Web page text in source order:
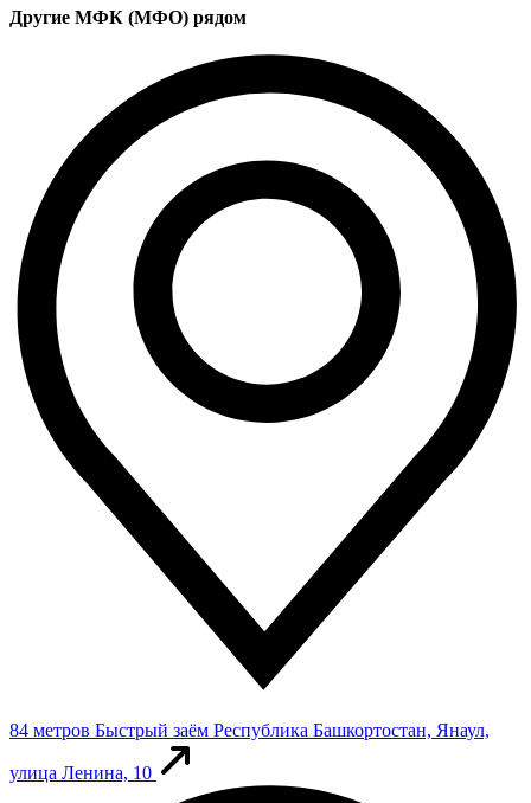
Другие МФК (МФО) рядом
84 метров Быстрый заём Республика Башкортостан, Янаул,
улица Ленина, 10